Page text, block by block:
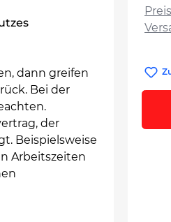
dann greifen
Bei der
der
Beispielsweise
Arbeitszeiten